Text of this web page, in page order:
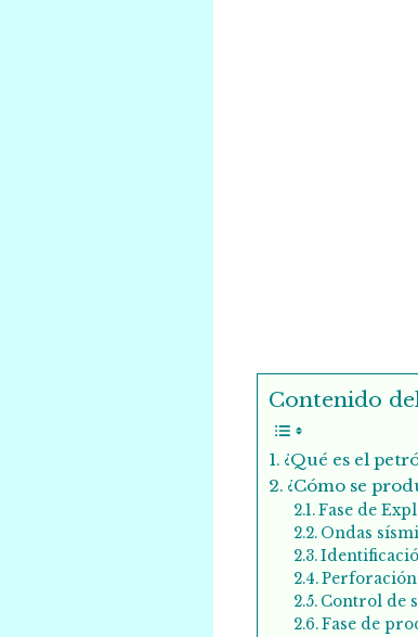
Contenido
¿Qué es el
¿Cómo se
Fase de
Ondas
Control de
Fase de